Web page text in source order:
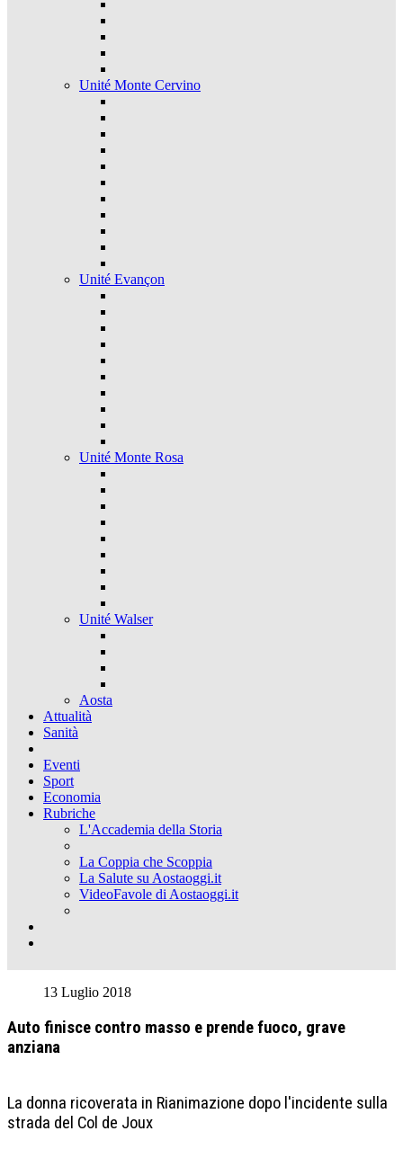
Unité Monte Cervino
Unité Evançon
Unité Monte Rosa
Unité Walser
Aosta
Attualità
Sanità
Eventi
Sport
Economia
Rubriche
L'Accademia della Storia
La Coppia che Scoppia
La Salute su Aostaoggi.it
VideoFavole di Aostaoggi.it
13 Luglio 2018
Auto finisce contro masso e prende fuoco, grave
anziana
La donna ricoverata in Rianimazione dopo l'incidente sulla
strada del Col de Joux